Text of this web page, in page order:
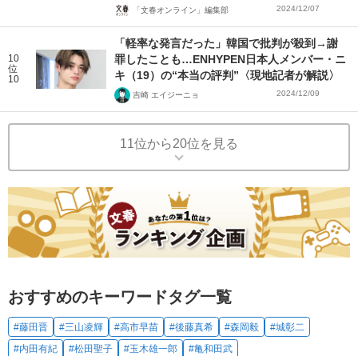
「文春オンライン」編集部 2024/12/07
10
位
10
「軽率な発言だった」韓国で批判が殺到→謝
罪したことも…ENHYPEN日本人メンバー・ニ
キ（19）の“本当の評判”〈現地記者が解説〉
吉崎 エイジーニョ 2024/12/09
11位から20位を見る
おすすめのキーワードタグ一覧
#藤田晋 #三山凌輝 #高市早苗 #後藤真希 #森岡毅
#城彰二
#内田有紀
#松田聖子 #玉木雄一郎 #亀和田武